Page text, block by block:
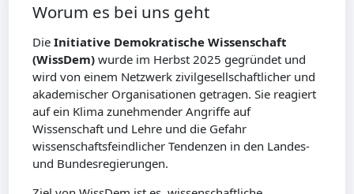
Worum es bei uns geht
DieInitiative Demokratische Wissenschaft
(WissDem) wurde im Herbst 2025 gegründet und
wird von einem Netzwerk zivilgesellschaftlicher und
akademischer Organisationen getragen. Sie reagiert
auf ein Klima zunehmender Angriffe auf
Wissenschaft und Lehre und die Gefahr
wissenschaftsfeindlicher Tendenzen in den Landes-
und Bundesregierungen.